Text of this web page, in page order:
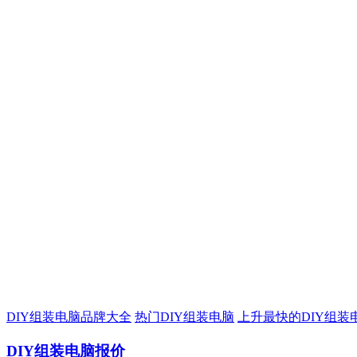
DIY组装电脑品牌大全 热门DIY组装电脑 上升最快的DIY组装
DIY组装电脑报价